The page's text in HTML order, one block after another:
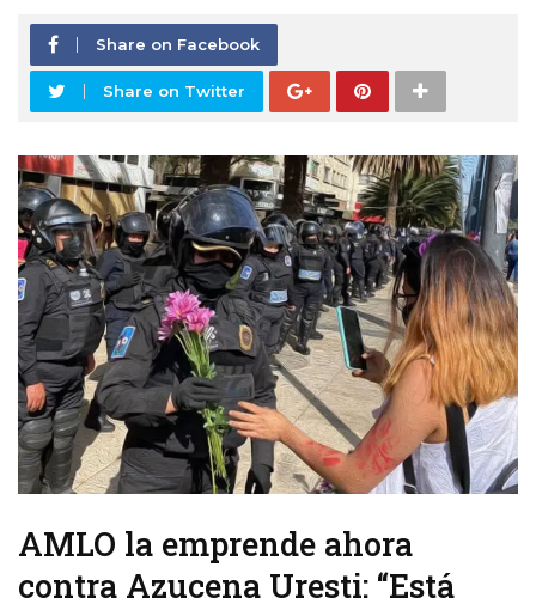
Share on Facebook
Share on Twitter
AMLO la emprende ahora
contra Azucena Uresti: “Está